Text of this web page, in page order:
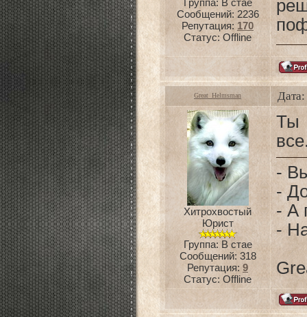
Группа: В стае
Сообщений: 2236
Репутация: 170
Статус: Offline
Great_Helmsman
Хитрохвостый
Юрист
Группа: В стае
Сообщений: 318
Репутация: 9
Статус: Offline
Ты
-
-
- А
-